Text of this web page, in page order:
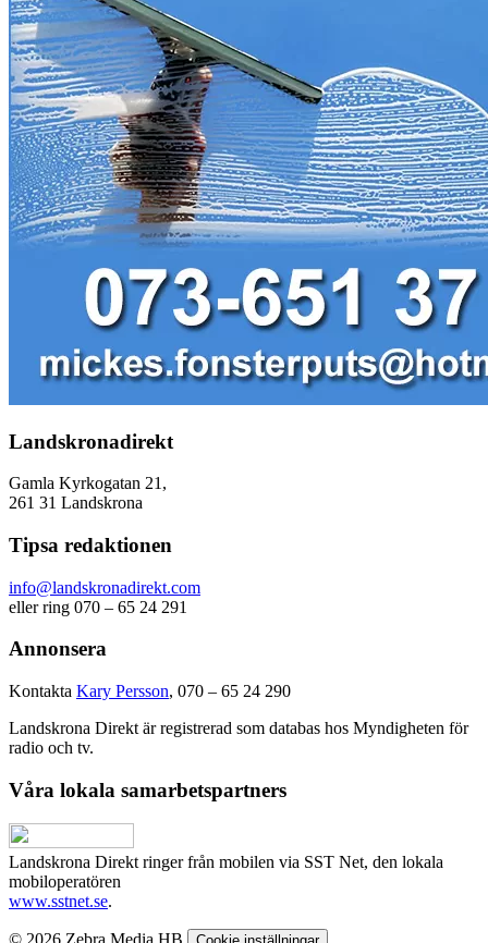
Landskronadirekt
Gamla Kyrkogatan 21,
261 31 Landskrona
Tipsa redaktionen
info@landskronadirekt.com
eller ring 070 – 65 24 291
Annonsera
Kontakta Kary Persson, 070 – 65 24 290
Landskrona Direkt är registrerad som databas hos Myndigheten för
radio och tv.
Våra lokala samarbetspartners
Landskrona Direkt ringer från mobilen via SST Net, den lokala
mobiloperatören
www.sstnet.se.
© 2026 Zebra Media HB